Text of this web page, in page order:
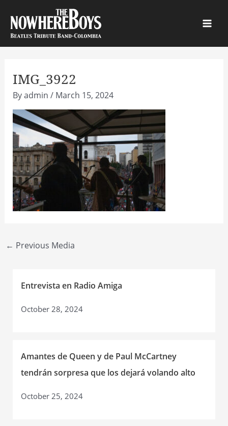
content
IMG_3922
Byadmin / March 15, 2024
Post
← Previous Media
Entrevista en Radio Amiga
October 28, 2024
Amantes de Queen y de Paul McCartney
tendrán sorpresa que los dejará volando alto
October 25, 2024